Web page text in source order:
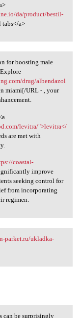
da/product/bestil-
tabs</a>
for boosting male
drug/albendazol
miami[/URL - , your
levitra/">levitra</
are met with
coastal-
improve
seeking control for
from incorporating
regimen.
len
parket.ru/ukladka-
can be surprisingly